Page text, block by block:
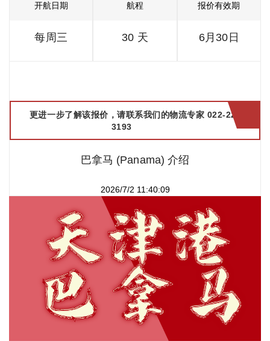
开航日期
每周三
航程
30 天
报价有效期
6月30日
更进一步了解该报价，请联系我们的物流专家 022-2299
3193
巴拿马 (Panama) 介绍
2026/7/2 11:40:09